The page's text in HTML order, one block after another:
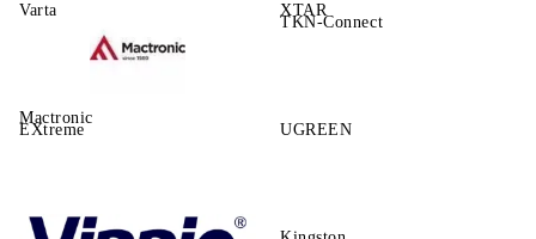
Varta XTAR
Mactronic
TKN-Connect
EXtreme UGREEN